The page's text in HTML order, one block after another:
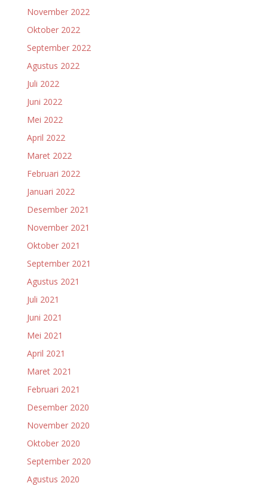
November 2022
Oktober 2022
September 2022
Agustus 2022
Juli 2022
Juni 2022
Mei 2022
April 2022
Maret 2022
Februari 2022
Januari 2022
Desember 2021
November 2021
Oktober 2021
September 2021
Agustus 2021
Juli 2021
Juni 2021
Mei 2021
April 2021
Maret 2021
Februari 2021
Desember 2020
November 2020
Oktober 2020
September 2020
Agustus 2020